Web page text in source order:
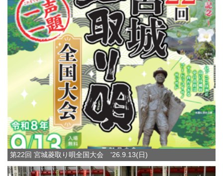
第22回 宮城菱取り唄全国大会 '26.9.13(日)